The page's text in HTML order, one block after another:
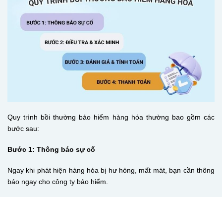
Quy trình bồi thường bảo hiểm hàng hóa thường bao gồm các
bước sau:
Bước 1: Thông báo sự cố
Ngay khi phát hiện hàng hóa bị hư hỏng, mất mát, bạn cần thông
báo ngay cho công ty bảo hiểm.